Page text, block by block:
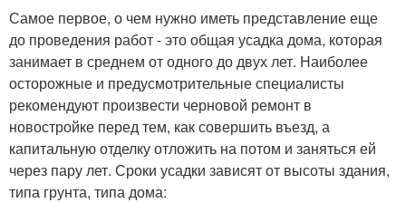
Самое первое, о чем нужно иметь представление еще
до проведения работ - это общая усадка дома, которая
занимает в среднем от одного до двух лет. Наиболее
осторожные и предусмотрительные специалисты
рекомендуют произвести черновой ремонт в
новостройке перед тем, как совершить въезд, а
капитальную отделку отложить на потом и заняться ей
через пару лет. Сроки усадки зависят от высоты здания,
типа грунта, типа дома: